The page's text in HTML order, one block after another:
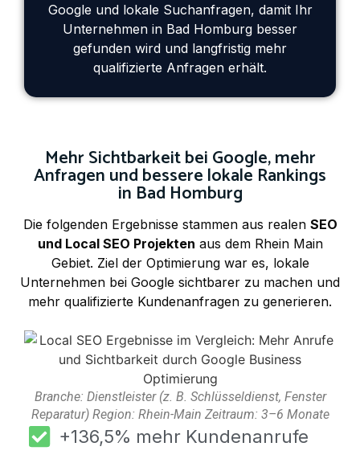
Google und lokale Suchanfragen, damit Ihr
Unternehmen in Bad Homburg besser
gefunden wird und langfristig mehr
qualifizierte Anfragen erhält.
Mehr Sichtbarkeit bei Google, mehr
Anfragen und bessere lokale Rankings
in Bad Homburg
Die folgenden Ergebnisse stammen aus realen SEO
und Local SEO Projekten aus dem Rhein Main
Gebiet. Ziel der Optimierung war es, lokale
Unternehmen bei Google sichtbarer zu machen und
mehr qualifizierte Kundenanfragen zu generieren.
Branche: Dienstleister (z. B. Schlüsseldienst, Fenster
Reparatur) Region: Rhein-Main Zeitraum: 3–6 Monate
+136,5% mehr Kundenanrufe